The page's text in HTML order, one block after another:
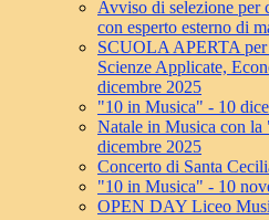
Avviso di selezione per
con esperto esterno di
SCUOLA APERTA
Scienze Applicate,
dicembre 2025
"10 in Musica" - 10
Natale in Musica con
dicembre 2025
Concerto di Santa
"10 in Musica" - 10
OPEN DAY Liceo